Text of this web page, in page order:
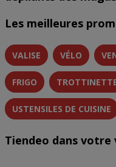
Les meilleures
VALISE VÉLO
FRIGO
USTENSILES DE CUISINE
Tiendeo dans votre